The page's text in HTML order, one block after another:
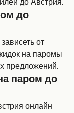
до Австрия.
до
от
на паромы
предложений.
паром до
онлайн